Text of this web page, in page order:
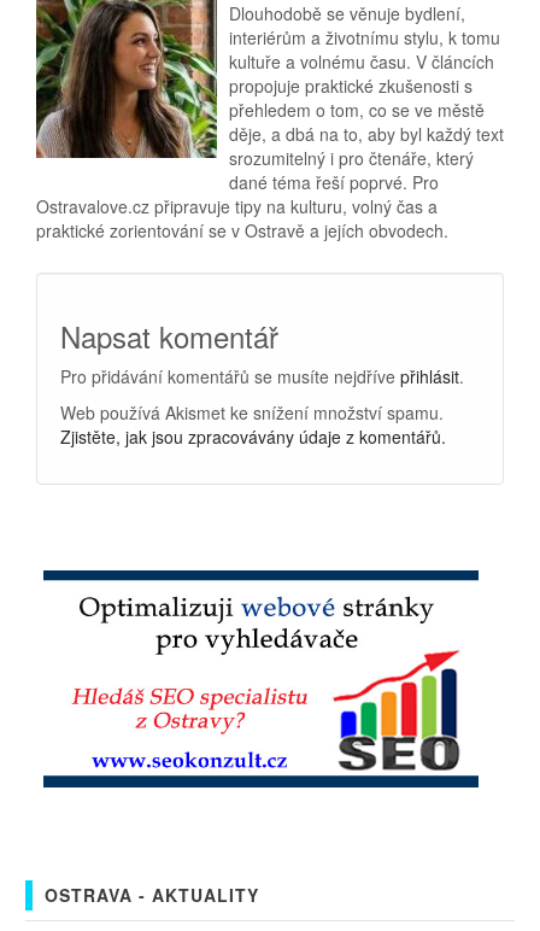
Dlouhodobě se věnuje bydlení,
interiérům a životnímu stylu, k tomu
kultuře a volnému času. V článcích
propojuje praktické zkušenosti s
přehledem o tom, co se ve městě
děje, a dbá na to, aby byl každý text
srozumitelný i pro čtenáře, který
dané téma řeší poprvé. Pro
Ostravalove.cz připravuje tipy na kulturu, volný čas a
praktické zorientování se v Ostravě a jejích obvodech.
Napsat komentář
Pro přidávání komentářů se musíte nejdříve přihlásit.
Web používá Akismet ke snížení množství spamu.
Zjistěte, jak jsou zpracovávány údaje z komentářů.
OSTRAVA - AKTUALITY